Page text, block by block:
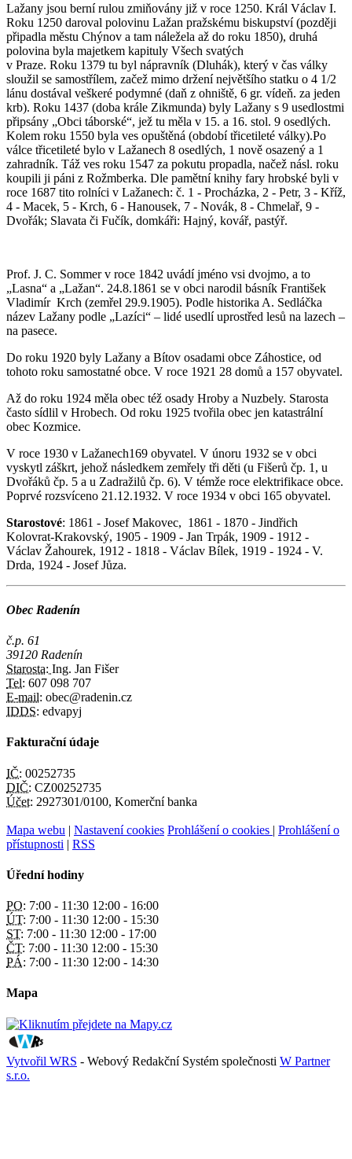
Lažany jsou berní rulou zmiňovány již v roce 1250. Král Václav I.
Roku 1250 daroval polovinu Lažan pražskému biskupství (později
připadla městu Chýnov a tam náležela až do roku 1850), druhá
polovina byla majetkem kapituly Všech svatých
v Praze. Roku 1379 tu byl nápravník (Dluhák), který v čas války
sloužil se samostřílem, začež mimo držení největšího statku o 4 1/2
lánu dostával veškeré podymné (daň z ohniště, 6 gr. vídeň. za jeden
krb). Roku 1437 (doba krále Zikmunda) byly Lažany s 9 usedlostmi
připsány „Obci táborské“, jež tu měla v 15. a 16. stol. 9 osedlých.
Kolem roku 1550 byla ves opuštěná (období třicetileté války).Po
válce třicetileté bylo v Lažanech 8 osedlých, 1 nově osazený a 1
zahradník. Táž ves roku 1547 za pokutu propadla, načež násl. roku
koupili ji páni z Rožmberka. Dle pamětní knihy fary hrobské byli v
roce 1687 tito rolníci v Lažanech: č. 1 - Procházka, 2 - Petr, 3 - Kříž,
4 - Macek, 5 - Krch, 6 - Hanousek, 7 - Novák, 8 - Chmelař, 9 -
Dvořák; Slavata či Fučík, domkáři: Hajný, kovář, pastýř.
Prof. J. C. Sommer v roce 1842 uvádí jméno vsi dvojmo, a to
„Lasna“ a „Lažan“. 24.8.1861 se v obci narodil básník František
Vladimír Krch (zemřel 29.9.1905). Podle historika A. Sedláčka
název Lažany podle „Lazíci“ – lidé usedlí uprostřed lesů na lazech –
na pasece.
Do roku 1920 byly Lažany a Bítov osadami obce Záhostice, od
tohoto roku samostatné obce. V roce 1921 28 domů a 157 obyvatel.
Až do roku 1924 měla obec též osady Hroby a Nuzbely. Starosta
často sídlil v Hrobech. Od roku 1925 tvořila obec jen katastrální
obec Kozmice.
V roce 1930 v Lažanech169 obyvatel. V únoru 1932 se v obci
vyskytl záškrt, jehož následkem zemřely tři děti (u Fišerů čp. 1, u
Dvořáků čp. 5 a u Zadražilů čp. 6). V témže roce elektrifikace obce.
Poprvé rozsvíceno 21.12.1932. V roce 1934 v obci 165 obyvatel.
Starostové: 1861 - Josef Makovec, 1861 - 1870 - Jindřich
Kolovrat-Krakovský, 1905 - 1909 - Jan Trpák, 1909 - 1912 -
Václav Žahourek, 1912 - 1818 - Václav Bílek, 1919 - 1924 - V.
Drda, 1924 - Josef Jůza.
Obec Radenín
č.p. 61
39120 Radenín
Starosta: Ing. Jan Fišer
Tel: 607 098 707
E-mail: obec@radenin.cz
IDDS: edvapyj
Fakturační údaje
IČ: 00252735
DIČ: CZ00252735
Účet: 2927301/0100, Komerční banka
Mapa webu | Nastavení cookies Prohlášení o cookies | Prohlášení o
přístupnosti | RSS
Úřední hodiny
PO: 7:00 - 11:30 12:00 - 16:00
ÚT: 7:00 - 11:30 12:00 - 15:30
ST: 7:00 - 11:30 12:00 - 17:00
ČT: 7:00 - 11:30 12:00 - 15:30
PÁ: 7:00 - 11:30 12:00 - 14:30
Mapa
Vytvořil WRS - Webový Redakční Systém společnosti W Partner
s.r.o.